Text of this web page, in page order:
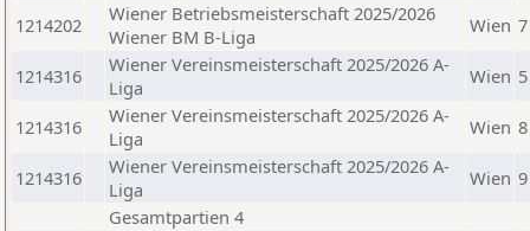
1214202
Wiener Betriebsmeisterschaft 2025/2026
Wiener BM B-Liga
Wien 7
1214316
Wiener Vereinsmeisterschaft 2025/2026 A-
Liga
Wien 5
1214316
Wiener Vereinsmeisterschaft 2025/2026 A-
Liga
Wien 8
1214316
Wiener Vereinsmeisterschaft 2025/2026 A-
Liga
Wien 9
Gesamtpartien 4